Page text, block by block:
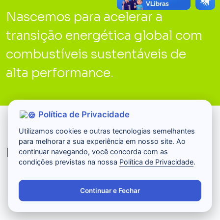
Nascemos para acelerar a
transição energética global com
combustíveis sustentáveis de
alta performance.
Negócios
Política de Privacidade
Utilizamos cookies e outras tecnologias semelhantes
para melhorar a sua experiência em nosso site. Ao
continuar navegando, você concorda com as
condições previstas na nossa Política de Privacidade.
Continuar e Fechar